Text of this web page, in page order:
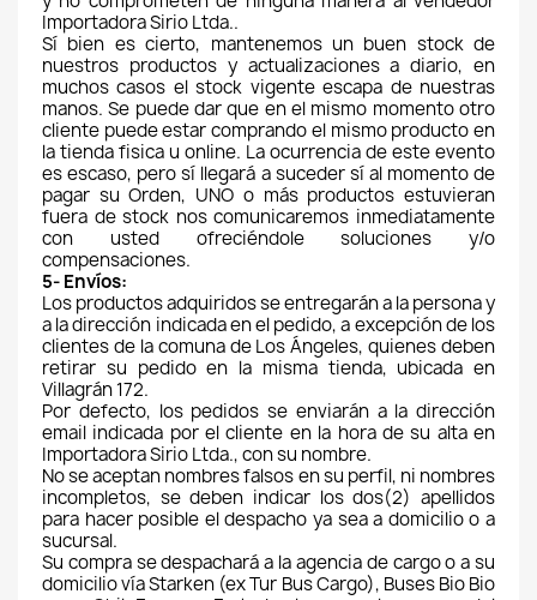
Importadora Sirio Ltda..
Sí bien es cierto, mantenemos un buen stock de
nuestros productos y actualizaciones a diario, en
muchos casos el stock vigente escapa de nuestras
manos. Se puede dar que en el mismo momento otro
cliente puede estar comprando el mismo producto en
la tienda fisica u online. La ocurrencia de este evento
es escaso, pero sí llegará a suceder sí al momento de
pagar su Orden, UNO o más productos estuvieran
fuera de stock nos comunicaremos inmediatamente
con usted ofreciéndole soluciones y/o
compensaciones.
5- Envíos:
Los productos adquiridos se entregarán a la persona y
a la dirección indicada en el pedido, a excepción de los
clientes de la comuna de Los Ángeles, quienes deben
retirar su pedido en la misma tienda, ubicada en
Villagrán 172.
Por defecto, los pedidos se enviarán a la dirección
email indicada por el cliente en la hora de su alta en
Importadora Sirio Ltda., con su nombre.
No se aceptan nombres falsos en su perfil, ni nombres
incompletos, se deben indicar los dos(2) apellidos
para hacer posible el despacho ya sea a domicilio o a
sucursal.
Su compra se despachará a la agencia de cargo o a su
domicilio vía Starken (ex Tur Bus Cargo), Buses Bio Bio